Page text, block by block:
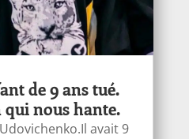
de 9 ans tué.
qui nous hante.
avait 9